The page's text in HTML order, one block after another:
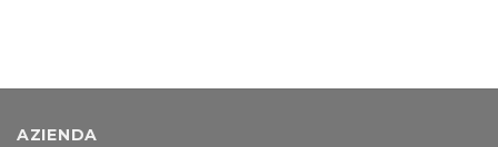
AZIENDA